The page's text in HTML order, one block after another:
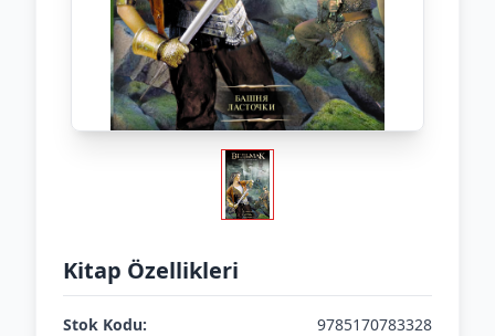
Kitap Özellikleri
Stok Kodu:
9785170783328